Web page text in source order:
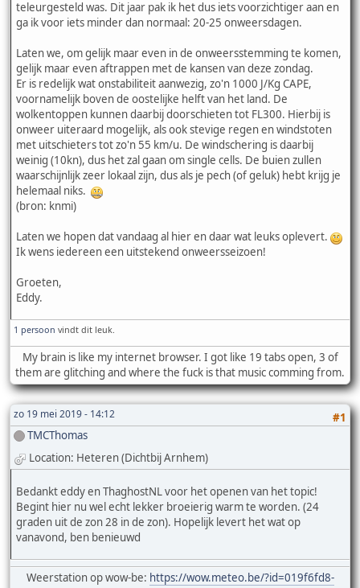
teleurgesteld was. Dit jaar pak ik het dus iets voorzichtiger aan en
ga ik voor iets minder dan normaal: 20-25 onweersdagen.
Laten we, om gelijk maar even in de onweersstemming te komen,
gelijk maar even aftrappen met de kansen van deze zondag.
Er is redelijk wat onstabiliteit aanwezig, zo'n 1000 J/Kg CAPE,
voornamelijk boven de oostelijke helft van het land. De
wolkentoppen kunnen daarbij doorschieten tot FL300. Hierbij is
onweer uiteraard mogelijk, als ook stevige regen en windstoten
met uitschieters tot zo'n 55 km/u. De windschering is daarbij
weinig (10kn), dus het zal gaan om single cells. De buien zullen
waarschijnlijk zeer lokaal zijn, dus als je pech (of geluk) hebt krijg je
helemaal niks.
(bron: knmi)
Laten we hopen dat vandaag al hier en daar wat leuks oplevert.
Ik wens iedereen een uitstekend onweersseizoen!
Groeten,
Eddy.
1 persoon vindt dit leuk.
My brain is like my internet browser. I got like 19 tabs open, 3 of
them are glitching and where the fuck is that music comming from.
zo 19 mei 2019 - 14:12
#1
TMCThomas
Location: Heteren (Dichtbij Arnhem)
Bedankt eddy en ThaghostNL voor het openen van het topic!
Begint hier nu wel echt lekker broeierig warm te worden. (24
graden uit de zon 28 in de zon). Hopelijk levert het wat op
vanavond, ben benieuwd
Weerstation op wow-be: https://wow.meteo.be/?id=019f6fd8-